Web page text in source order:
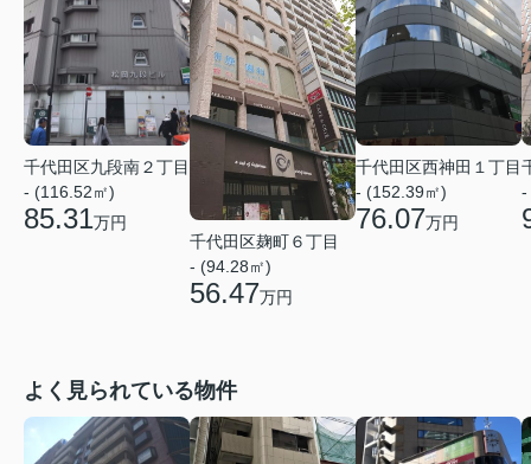
千代田区九段南２丁目
- (116.52㎡)
85.31万円
千代田区麹町６丁目
- (94.28㎡)
56.47万円
千代田区西神田１丁目
- (152.39㎡)
76.07万円
-
よく見られている物件